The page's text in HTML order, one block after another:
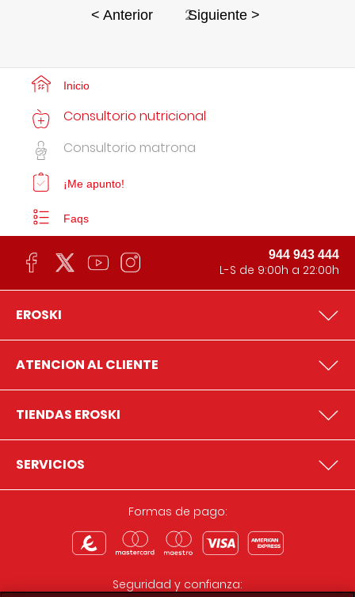
< Anterior 2Siguiente >
Inicio
Consultorio nutricional
Consultorio matrona
¡Me apunto!
Faqs
944 943 444
L-S de 9:00h a 22:00h
EROSKI
ATENCION AL CLIENTE
TIENDAS EROSKI
SERVICIOS
Formas de pago:
Seguridad y confianza: